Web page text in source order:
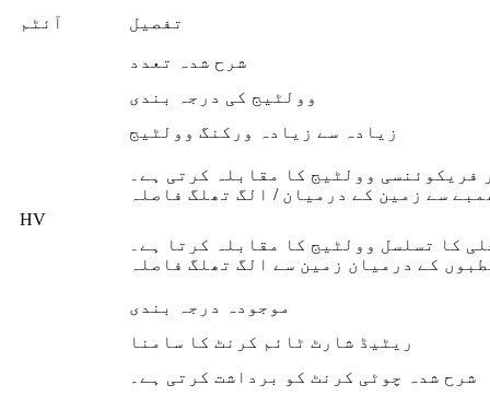
آئٹم تفصیل
HV
شرح شدہ تعدد
وولٹیج کی درجہ بندی
زیادہ سے زیادہ ورکنگ وولٹیج
فریکوئنسی وولٹیج کا مقابلہ کرتی ہے۔
سے زمین کے درمیان / الگ تھلگ فاصلہ
کا تسلسل وولٹیج کا مقابلہ کرتا ہے۔
کے درمیان زمین سے الگ تھلگ فاصلہ
موجودہ درجہ بندی
ریٹیڈ شارٹ ٹائم کرنٹ کا سامنا
شرح شدہ چوٹی کرنٹ کو برداشت کرتی ہے۔